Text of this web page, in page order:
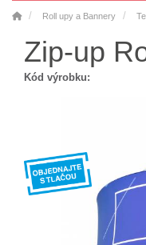
Roll upy a Bannery
Zip-up
Kód výrobku: